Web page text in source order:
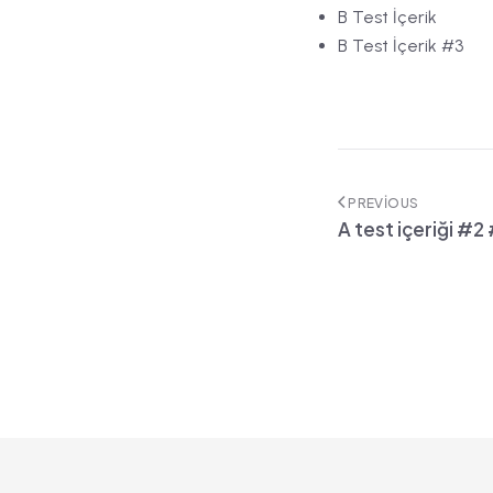
B Test İçerik
B Test İçerik #3
PREVIOUS
A test içeriği #2